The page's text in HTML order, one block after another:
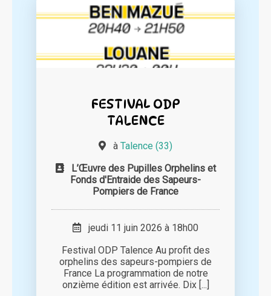
FESTIVAL ODP
TALENCE
à Talence (33)
L’Œuvre des Pupilles Orphelins et
Fonds d'Entraide des Sapeurs-
Pompiers de France
jeudi 11 juin 2026 à 18h00
Festival ODP Talence Au profit des
orphelins des sapeurs-pompiers de
France La programmation de notre
onzième édition est arrivée. Dix [...]